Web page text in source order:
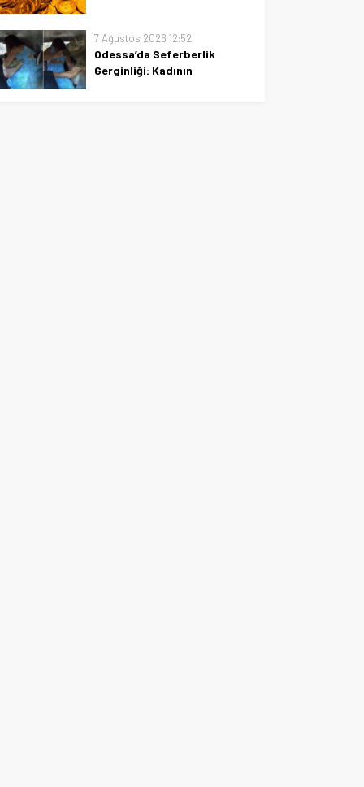
hareketlilik arttı; yatırımcı
güveni ve merkez bankası
stratejileri üzerinde izler oluştu.
7 Ağustos 2026 12:52
Odessa’da Seferberlik
Gerginliği: Kadının